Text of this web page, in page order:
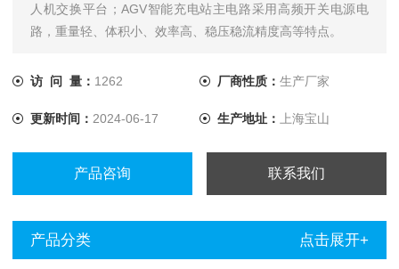
人机交换平台；AGV智能充电站主电路采用高频开关电源电
路，重量轻、体积小、效率高、稳压稳流精度高等特点。
访 问 量： 1262 厂商性质： 生产厂家
更新时间： 2024-06-17 生产地址： 上海宝山
产品咨询 联系我们
产品分类 点击展开+